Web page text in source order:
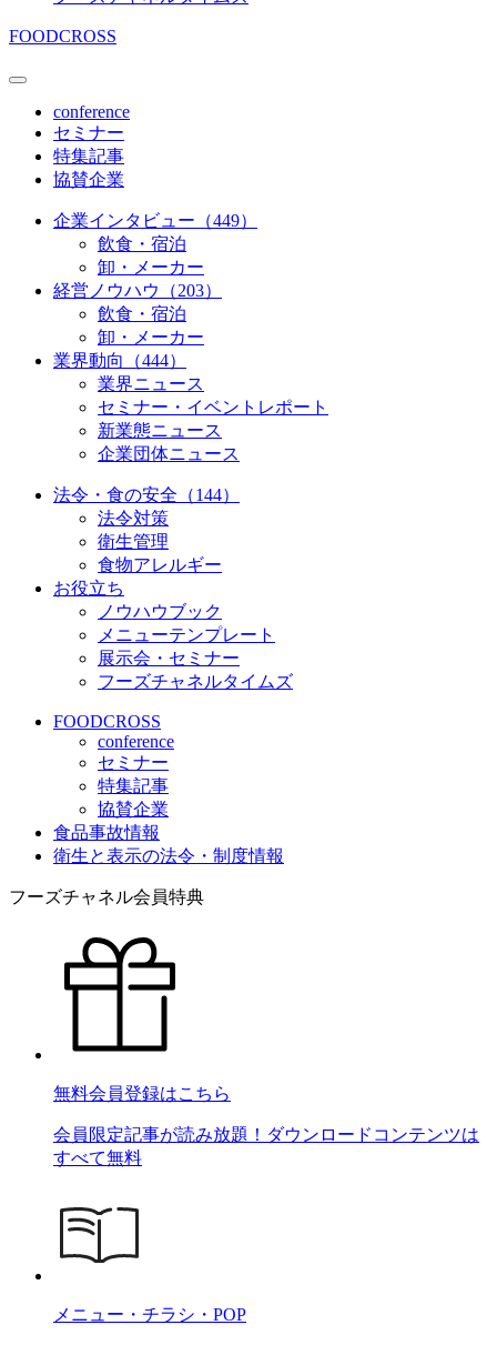
FOODCROSS
conference
セミナー
特集記事
協賛企業
企業インタビュー（449）
飲食・宿泊
卸・メーカー
経営ノウハウ（203）
飲食・宿泊
卸・メーカー
業界動向（444）
業界ニュース
セミナー・イベントレポート
新業態ニュース
企業団体ニュース
法令・食の安全（144）
法令対策
衛生管理
食物アレルギー
お役立ち
ノウハウブック
メニューテンプレート
展示会・セミナー
フーズチャネルタイムズ
FOODCROSS
conference
セミナー
特集記事
協賛企業
食品事故情報
衛生と表示の法令・制度情報
フーズチャネル会員特典
無料会員登録はこちら
会員限定記事が読み放題！ダウンロードコンテンツは
すべて無料
メニュー・チラシ・POP